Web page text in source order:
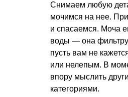
Снимаем любую
мочимся на нее.
и спасаемся. Моча
воды — она
пусть вам не
или нелепым. В
впору мыслить
категориями.